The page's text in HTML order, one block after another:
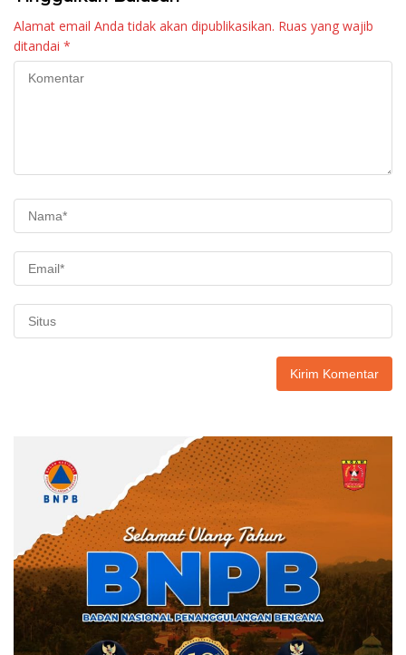
Alamat email Anda tidak akan dipublikasikan. Ruas yang wajib
ditandai *